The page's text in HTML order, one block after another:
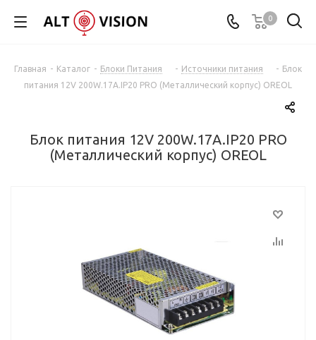
0
Главная - Каталог - Блоки Питания - Источники питания - Блок
питания 12V 200W.17A.IP20 PRO (Металлический корпус) OREOL
Блок питания 12V 200W.17A.IP20 PRO
(Металлический корпус) OREOL